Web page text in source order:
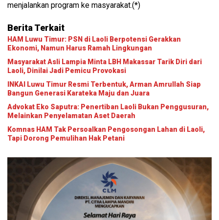
menjalankan program ke masyarakat.(*)
Berita Terkait
HAM Luwu Timur: PSN di Laoli Berpotensi Gerakkan
Ekonomi, Namun Harus Ramah Lingkungan
Masyarakat Asli Lampia Minta LBH Makassar Tarik Diri dari
Laoli, Dinilai Jadi Pemicu Provokasi
INKAI Luwu Timur Resmi Terbentuk, Arman Amrullah Siap
Bangun Generasi Karateka Maju dan Juara
Advokat Eko Saputra: Penertiban Laoli Bukan Penggusuran,
Melainkan Penyelamatan Aset Daerah
Komnas HAM Tak Persoalkan Pengosongan Lahan di Laoli,
Tapi Dorong Pemulihan Hak Petani